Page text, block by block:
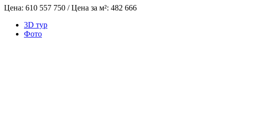
Цена: 610 557 750 / Цена за м²: 482 666
3D тур
Фото